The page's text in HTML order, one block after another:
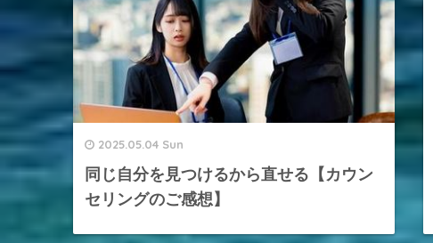
2025.05.04 Sun
同じ自分を見つけるから直せる【カウン
セリングのご感想】